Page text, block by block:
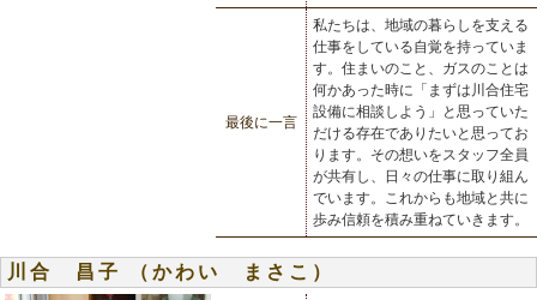
最後に一言
私たちは、地域の暮らしを支える
仕事をしている自覚を持っていま
す。住まいのこと、ガスのことは
何かあった時に「まずは川合住宅
設備に相談しよう」と思っていた
だける存在でありたいと思ってお
ります。その想いをスタッフ全員
が共有し、日々の仕事に取り組ん
でいます。これからも地域と共に
歩み信頼を積み重ねていきます。
川合 昌子 （かわい まさこ）